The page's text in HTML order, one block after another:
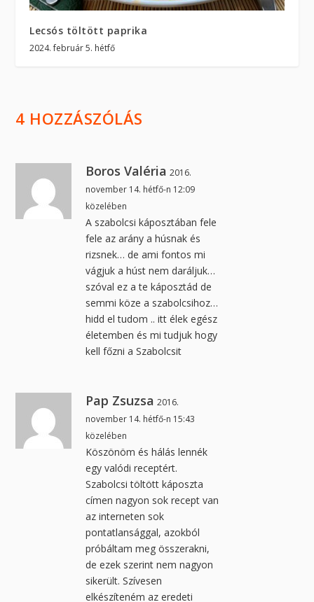
Lecsós töltött paprika
2024. február 5. hétfő
4 HOZZÁSZÓLÁS
Boros Valéria 2016.
november 14. hétfő-n 12:09
közelében
A szabolcsi káposztában fele
fele az arány a húsnak és
rizsnek… de ami fontos mi
vágjuk a húst nem daráljuk…
szóval ez a te káposztád de
semmi köze a szabolcsihoz…
hidd el tudom .. itt élek egész
életemben és mi tudjuk hogy
kell főzni a Szabolcsit
Pap Zsuzsa 2016.
november 14. hétfő-n 15:43
közelében
Köszönöm és hálás lennék
egy valódi receptért.
Szabolcsi töltött káposzta
címen nagyon sok recept van
az interneten sok
pontatlansággal, azokból
próbáltam meg összerakni,
de ezek szerint nem nagyon
sikerült. Szívesen
elkészíteném az eredeti